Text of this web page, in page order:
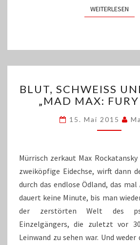
WEITERLESEN
ND B
MAD M
AX: F
OAD“
BLUT, SCHWEISS
MAD MAX: FURY
15. Mai 2015
Mürrisch zerkaut Max
zweiköpfige Eidechse, wirft dann
durch das endlose Ödland, das mal
dauert keine Minute, bis man
der zerstörten Welt des
Einzelgängers, die zuletzt vor
Leinwand zu sehen war. Und